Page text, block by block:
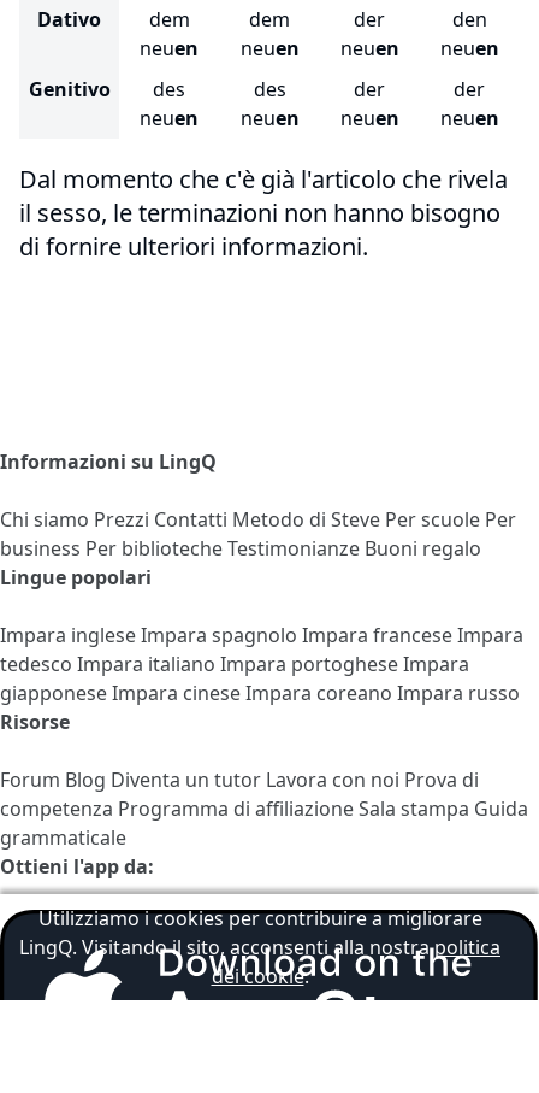
Utilizziamo i cookies per contribuire a migliorare
LingQ. Visitando il sito, acconsenti alla nostrapolitica
dei cookie.
Dativo
dem
neuen
dem
neuen
der
neuen
den
neuen
Genitivo
des
neuen
des
neuen
der
neuen
der
neuen
Dal momento che c'è già l'articolo che rivela
il sesso, le terminazioni non hanno bisogno
di fornire ulteriori informazioni.
Informazioni su LingQ
Chi siamo Prezzi Contatti Metodo di Steve Per scuole Per
business Per bibliotecheTestimonianze Buoni regalo
Lingue popolari
Impara ingleseImpara spagnolo Impara franceseImpara
tedesco Impara italiano Impara portogheseImpara
giapponeseImpara cineseImpara coreano Impara russo
Risorse
Forum Blog Diventa un tutor Lavora con noi Prova di
competenza Programma di affiliazioneSala stampa Guida
grammaticale
Ottieni l'app da: